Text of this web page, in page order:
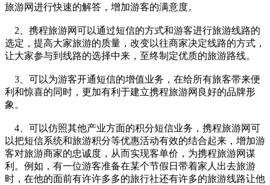
旅游网进行快速的解答，增加游客的满意度。
2、携程旅游网可以通过短信的方式和游客进行旅游线路的
选定，提高大家旅游的质量，改变以往商家决定线路的方式，
让大家参与到线路的选择中来，至终制定优质的旅游路线。
3、可以为游客开通短信的增值业务，在给所有旅客带来便
利和惊喜的同时，更加有利于建立携程旅游网良好的品牌形
象。
4、可以仿照其他产业方面的积分短信业务，携程旅游网可
以把短信系统和旅游积分等优惠活动有效的结合起来，增加游
客对旅游商家的忠诚度，从而实现客单价，为携程旅游网谋
利。例如，有一位游客准备在某个节假日带着家人出去旅游
时，在他的面前有许许多多的旅行社还有许多的旅游线路让他